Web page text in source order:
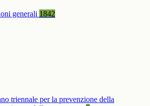
generali 1842
triennale per la prevenzione della